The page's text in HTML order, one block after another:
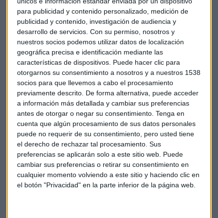
para publicidad y contenido personalizado, medición de
publicidad y contenido, investigación de audiencia y
desarrollo de servicios. Con su permiso, nosotros y
nuestros socios podemos utilizar datos de localización
geográfica precisa e identificación mediante las
características de dispositivos. Puede hacer clic para
otorgarnos su consentimiento a nosotros y a nuestros 1538
socios para que llevemos a cabo el procesamiento
previamente descrito. De forma alternativa, puede acceder
a información más detallada y cambiar sus preferencias
antes de otorgar o negar su consentimiento. Tenga en
cuenta que algún procesamiento de sus datos personales
puede no requerir de su consentimiento, pero usted tiene
el derecho de rechazar tal procesamiento. Sus
preferencias se aplicarán solo a este sitio web. Puede
cambiar sus preferencias o retirar su consentimiento en
cualquier momento volviendo a este sitio y haciendo clic en
el botón "Privacidad" en la parte inferior de la página web.
El informe presupone que el Departamento de Seguridad
Nacional obtendrá financiación en abril o mayo, con lo cual
tendría tiempo suficiente para asegurar contratistas y
comenzar la construcción en el mes de septiembre. Según
Trump, el Congreso debería financiar el muro por
adelantado, aunque México reembolsará ese coste a los
contribuyentes estadounidenses. Pero México mantiene su
postura: no pagará por el muro.
El informe se presentará en los próximos días al Secretario
del Departamento de Seguridad Nacional, John Kelly,
aunque la administración no tomará necesariamente las
medidas que se recomiendan. Pero el presidente de EEUU
no aparta la mirada de su idea: el diseño del muro ya ha
comenzado.